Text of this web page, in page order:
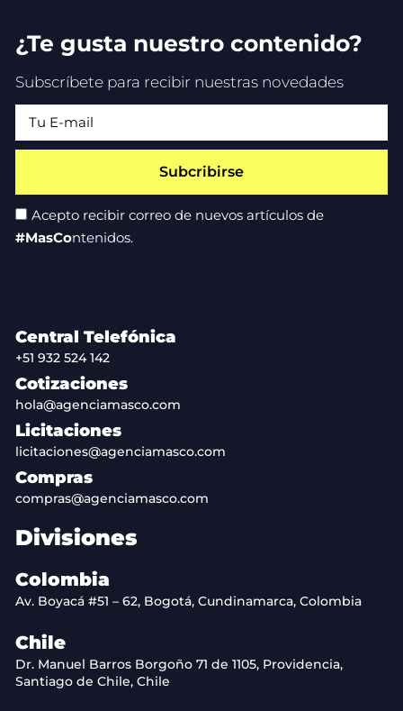
¿Te gusta nuestro contenido?
Subscríbete para recibir nuestras novedades
Acepto recibir correo de nuevos artículos de
#MasContenidos.
Subcribirse
Central Telefónica
+51 932 524 142
Cotizaciones
hola@agenciamasco.com
Licitaciones
licitaciones@agenciamasco.com
Compras
compras@agenciamasco.com
Divisiones
Colombia
Av. Boyacá #51 – 62, Bogotá, Cundinamarca, Colombia
Chile
Dr. Manuel Barros Borgoño 71 de 1105, Providencia,
Santiago de Chile, Chile